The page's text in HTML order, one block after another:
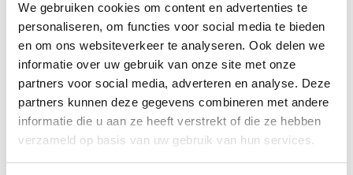
We gebruiken cookies om content en advertenties te
personaliseren, om functies voor social media te bieden
en om ons websiteverkeer te analyseren. Ook delen we
informatie over uw gebruik van onze site met onze
partners voor social media, adverteren en analyse. Deze
partners kunnen deze gegevens combineren met andere
informatie die u aan ze heeft verstrekt of die ze hebben
verzameld op basis van uw gebruik van hun services.
ontworpen om snel en effectief kleine branden te blussen,
zoals die veroorzaakt door pannen op het vuur of brandende
kaarsen. Vervaardigd uit duurzame materialen, is de
blusdeken verpakt in een zachte, beschermende softcase.
Deze hoes garandeert dat de blusdeken altijd in perfecte
staat blijft, klaar voor gebruik.
Eenvoudig in gebruik: in het geval van een brand leg je de
blusdeken simpelweg over de vlammen om het vuur snel te